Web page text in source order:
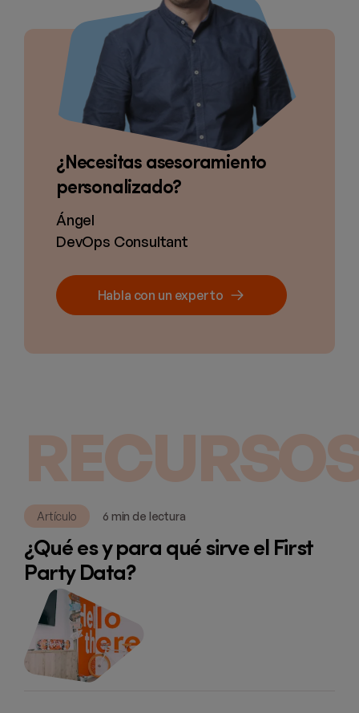
¿Necesitas asesoramiento
personalizado?
Ángel
DevOps Consultant
Habla con un experto
Artículo 6 min de lectura
¿Qué es y para qué sirve el First
Party Data?